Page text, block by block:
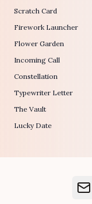
Scratch Card
Firework Launcher
Flower Garden
Incoming Call
Constellation
Typewriter Letter
The Vault
Lucky Date